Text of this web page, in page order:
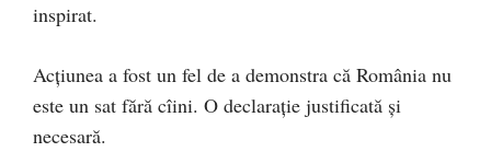
inspirat.
Acțiunea a fost un fel de a demonstra că România nu
este un sat fără cîini. O declarație justificată și
necesară.